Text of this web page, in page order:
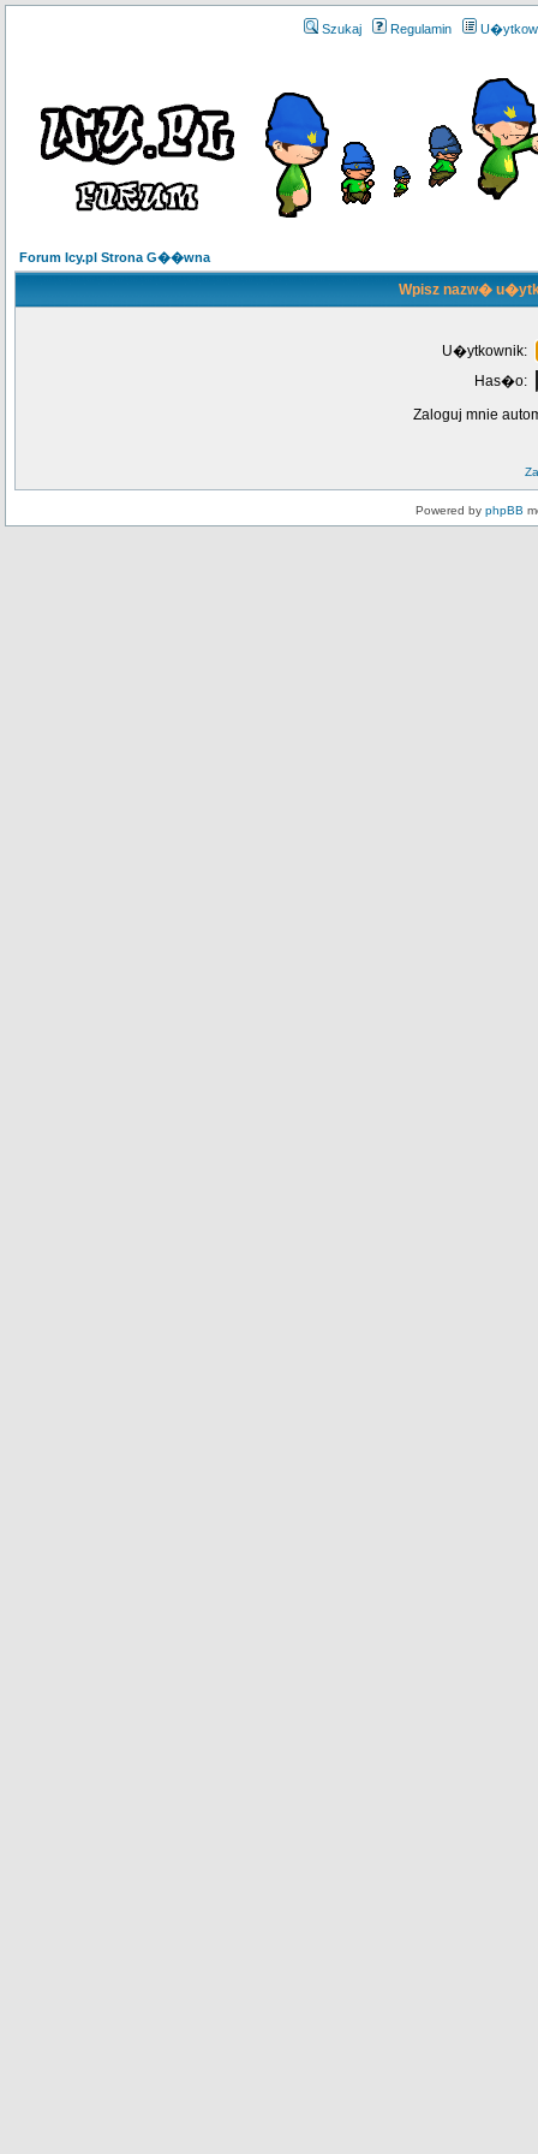
Szukaj Regulamin
Forum Icy.pl Strona G��wna
Wpisz nazw�
U�ytkownik:
Has�o:
Zaloguj mnie
Powered by phpBB